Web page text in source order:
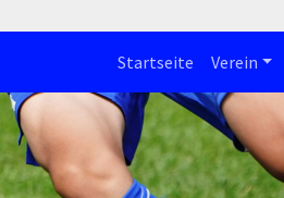
Startseite Verein